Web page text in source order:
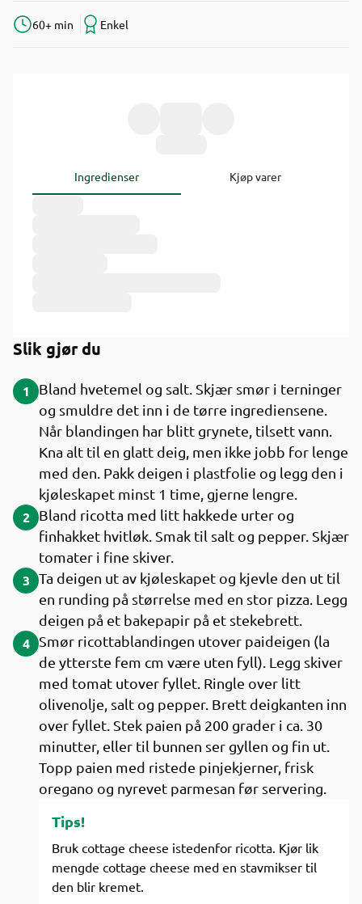
60+ min Enkel
Ingredienser Kjøp varer
Slik gjør du
1
Bland hvetemel og salt. Skjær smør i terninger
og smuldre det inn i de tørre ingrediensene.
Når blandingen har blitt grynete, tilsett vann.
Kna alt til en glatt deig, men ikke jobb for lenge
med den. Pakk deigen i plastfolie og legg den i
kjøleskapet minst 1 time, gjerne lengre.
2 Bland ricotta med litt hakkede urter og
finhakket hvitløk. Smak til salt og pepper. Skjær
tomater i fine skiver.
3 Ta deigen ut av kjøleskapet og kjevle den ut til
en runding på størrelse med en stor pizza. Legg
deigen på et bakepapir på et stekebrett.
4 Smør ricottablandingen utover paideigen (la
de ytterste fem cm være uten fyll). Legg skiver
med tomat utover fyllet. Ringle over litt
olivenolje, salt og pepper. Brett deigkanten inn
over fyllet. Stek paien på 200 grader i ca. 30
minutter, eller til bunnen ser gyllen og fin ut.
Topp paien med ristede pinjekjerner, frisk
oregano og nyrevet parmesan før servering.
Tips!
Bruk cottage cheese istedenfor ricotta. Kjør lik
mengde cottage cheese med en stavmikser til
den blir kremet.